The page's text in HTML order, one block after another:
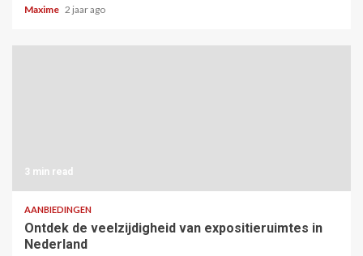
Maxime 2 jaar ago
3 min read
AANBIEDINGEN
Ontdek de veelzijdigheid van expositieruimtes in
Nederland